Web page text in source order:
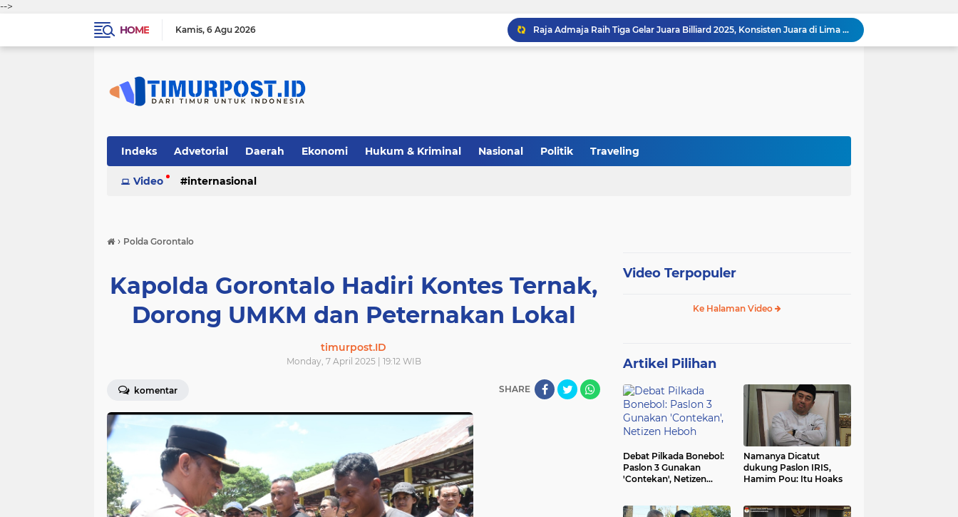
-->
HOME
Kamis 6 Agu 2026
Raja Admaja Raih Tiga Gelar Juara Billiard 2025, Konsisten Juara di Lima Turnamen Jakarta
Lulus Sekolah Lemhannas 224, Raja Admaja Integrasikan Strategi ke Bisnis Maritim
Indeks Advetorial Daerah Ekonomi Hukum & Kriminal Nasional Politik Traveling
Video internasional
› Polda Gorontalo
Kapolda Gorontalo Hadiri Kontes Ternak,
Dorong UMKM dan Peternakan Lokal
timurpost.ID
Monday, 7 April 2025 | 19:12 WIB
komentar SHARE
Video Terpopuler
Ke Halaman Video
Artikel Pilihan
Debat Pilkada Bonebol:
Paslon 3 Gunakan
'Contekan', Netizen
Namanya Dicatut
dukung Paslon IRIS,
Hamim Pou: Itu Hoaks